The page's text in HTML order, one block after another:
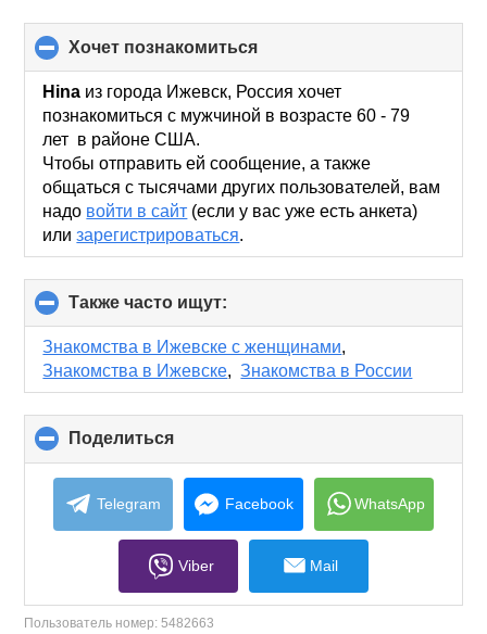
хочет познакомиться
to
collapse
contents
Hina из города Ижевск, Россия хочет
познакомиться с мужчиной в возрасте 60 - 79
лет в районе США.
Чтобы отправить ей сообщение, а также
общаться с тысячами других пользователей, вам
надо войти в сайт (если у вас уже есть анкета)
илизарегистрироваться.
Также часто ищут:
to
collapse
contents
Знакомства в Ижевске с женщинами,
Знакомства в Ижевске,Знакомства в России
Поделиться
to
collapse
contents
Telegram Facebook WhatsApp
Viber Mail
Пользователь номер:5482663